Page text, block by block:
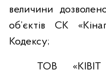
величини
об’єктів СК
Кодексу;
ТОВ